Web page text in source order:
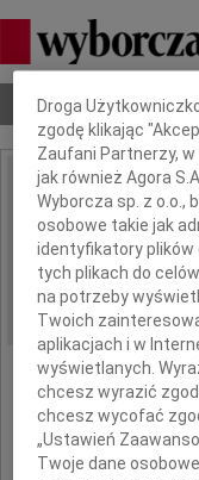
Nekrologi Odeszli
IMIĘ I NAZWISKO:
REGION: Łódź
DATA EMISJI:
Dbamy o Twoją
Droga
zgodę klikając
Zaufani Partnerzy,
jak również Agora
Wyborcza sp. z o.o.,
osobowe takie jak
identyfikatory plików
tych plikach do
na potrzeby
Twoich
aplikacjach i w
wyświetlanych.
chcesz wyrazić
chcesz wycofać
„Ustawień
Twoje dane